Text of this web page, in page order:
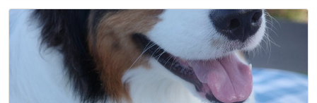
数
ス
ト
数
ね